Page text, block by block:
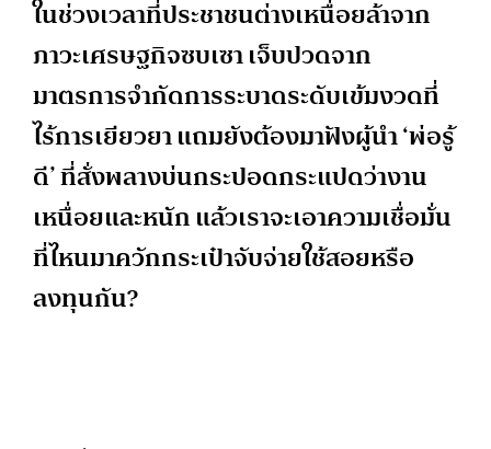
ในช่วงเวลาที่ประชาชนต่างเหนื่อยล้าจาก
ภาวะเศรษฐกิจซบเซา เจ็บปวดจาก
มาตรการจำกัดการระบาดระดับเข้มงวดที่
ไร้การเยียวยา แถมยังต้องมาฟังผู้นำ ‘พ่อรู้
ดี’ ที่สั่งพลางบ่นกระปอดกระแปดว่างาน
เหนื่อยและหนัก แล้วเราจะเอาความเชื่อมั่น
ที่ไหนมาควักกระเป๋าจับจ่ายใช้สอยหรือ
ลงทุนกัน?